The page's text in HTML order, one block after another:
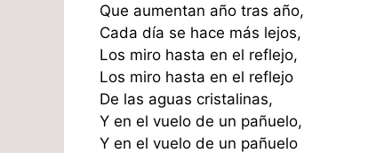
Que aumentan año tras año,
Cada día se hace más lejos,
Los miro hasta en el reflejo,
Los miro hasta en el reflejo
De las aguas cristalinas,
Y en el vuelo de un pañuelo,
Y en el vuelo de un pañuelo